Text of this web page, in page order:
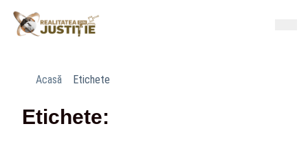
Acasă Etichete
Etichete: